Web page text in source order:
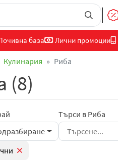
база Лични промоции
Кулинария Риба
(8)
Търси в Риба